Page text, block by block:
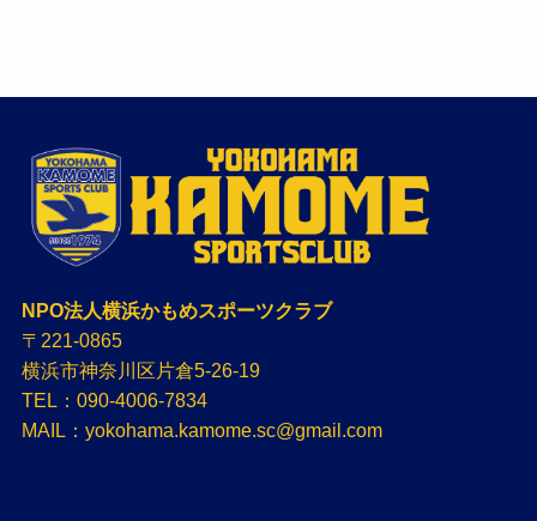
NPO法人横浜かもめスポーツクラブ
〒221-0865
横浜市神奈川区片倉5-26-19
TEL：090-4006-7834
MAIL：yokohama.kamome.sc@gmail.com